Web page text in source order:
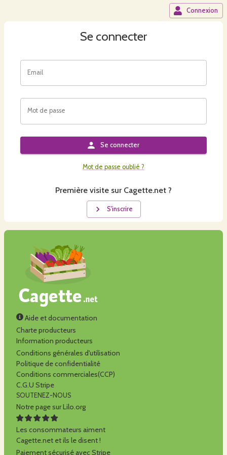
Connexion
Se connecter
Email
Mot de passe
Se connecter
Mot de passe oublié ?
Première visite sur Cagette.net ?
S'inscrire
Aide et documentation
Charte producteurs
Information producteurs
Conditions générales d'utilisation
Politique de confidentialité
Conditions commerciales(CCP)
C.G.U Stripe
SOUTENEZ-NOUS
Notre page sur Lilo.org
Les consommateurs aiment
Cagette.net et ils le disent !
Paiement sécurisé avec Stripe